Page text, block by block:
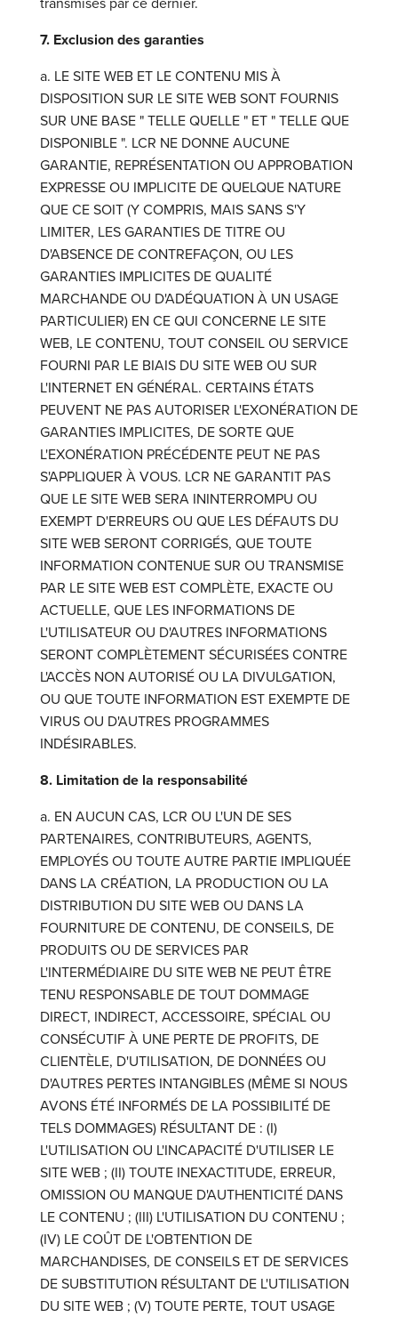
7. Exclusion des garanties
a. LE SITE WEB ET LE CONTENU MIS À
DISPOSITION SUR LE SITE WEB SONT FOURNIS
SUR UNE BASE " TELLE QUELLE " ET " TELLE QUE
DISPONIBLE ". LCR NE DONNE AUCUNE
GARANTIE, REPRÉSENTATION OU APPROBATION
EXPRESSE OU IMPLICITE DE QUELQUE NATURE
QUE CE SOIT (Y COMPRIS, MAIS SANS S'Y
LIMITER, LES GARANTIES DE TITRE OU
D'ABSENCE DE CONTREFAÇON, OU LES
GARANTIES IMPLICITES DE QUALITÉ
MARCHANDE OU D'ADÉQUATION À UN USAGE
PARTICULIER) EN CE QUI CONCERNE LE SITE
WEB, LE CONTENU, TOUT CONSEIL OU SERVICE
FOURNI PAR LE BIAIS DU SITE WEB OU SUR
L'INTERNET EN GÉNÉRAL. CERTAINS ÉTATS
PEUVENT NE PAS AUTORISER L'EXONÉRATION DE
GARANTIES IMPLICITES, DE SORTE QUE
L'EXONÉRATION PRÉCÉDENTE PEUT NE PAS
S'APPLIQUER À VOUS. LCR NE GARANTIT PAS
QUE LE SITE WEB SERA ININTERROMPU OU
EXEMPT D'ERREURS OU QUE LES DÉFAUTS DU
SITE WEB SERONT CORRIGÉS, QUE TOUTE
INFORMATION CONTENUE SUR OU TRANSMISE
PAR LE SITE WEB EST COMPLÈTE, EXACTE OU
ACTUELLE, QUE LES INFORMATIONS DE
L'UTILISATEUR OU D'AUTRES INFORMATIONS
SERONT COMPLÈTEMENT SÉCURISÉES CONTRE
L'ACCÈS NON AUTORISÉ OU LA DIVULGATION,
OU QUE TOUTE INFORMATION EST EXEMPTE DE
VIRUS OU D'AUTRES PROGRAMMES
INDÉSIRABLES.
8. Limitation de la responsabilité
a. EN AUCUN CAS, LCR OU L'UN DE SES
PARTENAIRES, CONTRIBUTEURS, AGENTS,
EMPLOYÉS OU TOUTE AUTRE PARTIE IMPLIQUÉE
DANS LA CRÉATION, LA PRODUCTION OU LA
DISTRIBUTION DU SITE WEB OU DANS LA
FOURNITURE DE CONTENU, DE CONSEILS, DE
PRODUITS OU DE SERVICES PAR
L'INTERMÉDIAIRE DU SITE WEB NE PEUT ÊTRE
TENU RESPONSABLE DE TOUT DOMMAGE
DIRECT, INDIRECT, ACCESSOIRE, SPÉCIAL OU
CONSÉCUTIF À UNE PERTE DE PROFITS, DE
CLIENTÈLE, D'UTILISATION, DE DONNÉES OU
D'AUTRES PERTES INTANGIBLES (MÊME SI NOUS
AVONS ÉTÉ INFORMÉS DE LA POSSIBILITÉ DE
TELS DOMMAGES) RÉSULTANT DE : (I)
L'UTILISATION OU L'INCAPACITÉ D'UTILISER LE
SITE WEB ; (II) TOUTE INEXACTITUDE, ERREUR,
OMISSION OU MANQUE D'AUTHENTICITÉ DANS
LE CONTENU ; (III) L'UTILISATION DU CONTENU ;
(IV) LE COÛT DE L'OBTENTION DE
MARCHANDISES, DE CONSEILS ET DE SERVICES
DE SUBSTITUTION RÉSULTANT DE L'UTILISATION
DU SITE WEB ; (V) TOUTE PERTE, TOUT USAGE